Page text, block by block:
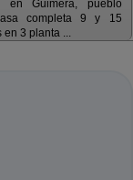
Guimerà, pueblo
completa 9 y 15
en 3 planta ...